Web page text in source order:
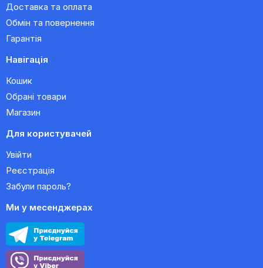
Доставка та оплата
Обмін та повернення
Гарантія
Навігація
Кошик
Обрані товари
Магазин
Для користувачей
Увійти
Реєстрація
Забули пароль?
Ми у месенджерах